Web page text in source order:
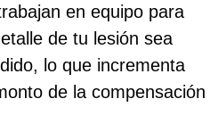
en equipo para
de tu lesión sea
lo que incrementa
de la compensación